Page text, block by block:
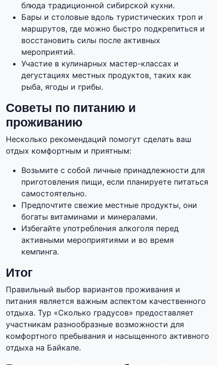
блюда традиционной сибирской кухни.
Бары и столовые вдоль туристических троп и
маршрутов, где можно быстро подкрепиться и
восстановить силы после активных
мероприятий.
Участие в кулинарных мастер-классах и
дегустациях местных продуктов, таких как
рыба, ягоды и грибы.
Советы по питанию и
проживанию
Несколько рекомендаций помогут сделать ваш
отдых комфортным и приятным:
Возьмите с собой личные принадлежности для
приготовления пищи, если планируете питаться
самостоятельно.
Предпочтите свежие местные продукты, они
богаты витаминами и минералами.
Избегайте употребления алкоголя перед
активными мероприятиями и во время
кемпинга.
Итог
Правильный выбор вариантов проживания и
питания является важным аспектом качественного
отдыха. Тур «Сколько градусов» предоставляет
участникам разнообразные возможности для
комфортного пребывания и насыщенного активного
отдыха на Байкале.